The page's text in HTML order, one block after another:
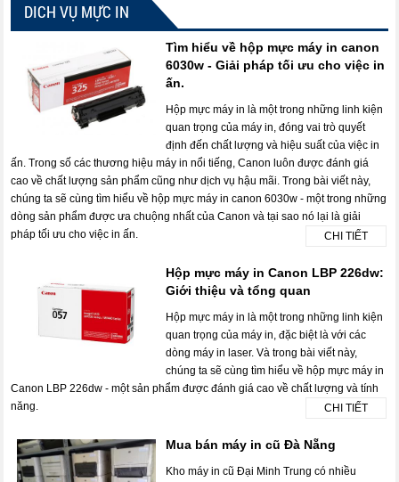
DICH VỤ MỰC IN
Tìm hiểu về hộp mực máy in canon
6030w - Giải pháp tối ưu cho việc in
ấn.
Hộp mực máy in là một trong những linh kiện
quan trọng của máy in, đóng vai trò quyết
định đến chất lượng và hiệu suất của việc in
ấn. Trong số các thương hiệu máy in nổi tiếng, Canon luôn được đánh giá
cao về chất lượng sản phẩm cũng như dịch vụ hậu mãi. Trong bài viết này,
chúng ta sẽ cùng tìm hiểu về hộp mực máy in canon 6030w - một trong những
dòng sản phẩm được ưa chuộng nhất của Canon và tại sao nó lại là giải
pháp tối ưu cho việc in ấn.
CHI TIẾT
Hộp mực máy in Canon LBP 226dw:
Giới thiệu và tổng quan
Hộp mực máy in là một trong những linh kiện
quan trọng của máy in, đặc biệt là với các
dòng máy in laser. Và trong bài viết này,
chúng ta sẽ cùng tìm hiểu về hộp mực máy in
Canon LBP 226dw - một sản phẩm được đánh giá cao về chất lượng và tính
năng.
CHI TIẾT
Mua bán máy in cũ Đà Nẵng
Kho máy in cũ Đại Minh Trung có nhiều